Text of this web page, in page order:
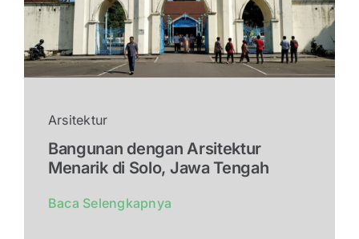
Arsitektur
Bangunan dengan Arsitektur
Menarik di Solo, Jawa Tengah
Baca Selengkapnya